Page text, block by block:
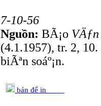
7-10-56
Nguồn: BÃ¡o
(4.1.1957), tr. 2,
biÃªn soáº¡n.
bản để in